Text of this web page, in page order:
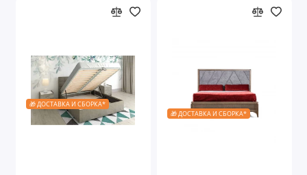
🎁 ДОСТАВКА И СБОРКА*
🎁 ДОСТАВКА И СБОРКА*